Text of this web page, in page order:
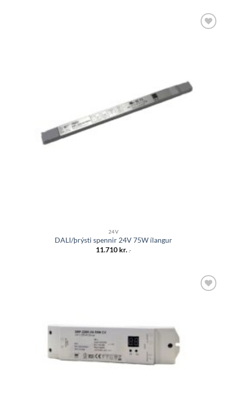
24V
DALI/þrýsti spennir 24V 75W ílangur
11.710 kr. .-